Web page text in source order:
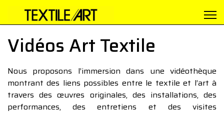
Vidéos Art Textile
Nous proposons l’immersion dans une vidéothèque
montrant des liens possibles entre le textile et l’art à
travers des œuvres originales, des installations, des
performances, des entretiens et des visites